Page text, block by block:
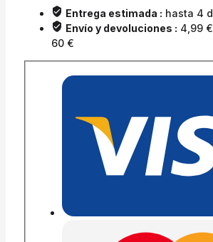
Entrega estimada : hasta 4
Envío y devoluciones : 4,99
60 €